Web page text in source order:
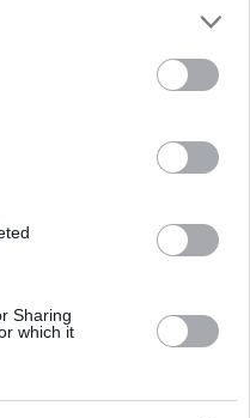
Sharing
which it
ma da
Egek
a
e